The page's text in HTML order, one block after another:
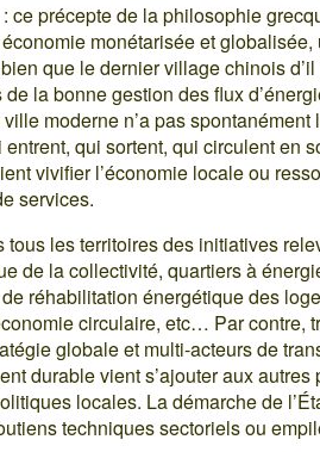
ce précepte de la philosophie
monétarisée et
que le dernier village chinois
la bonne gestion des flux
moderne n’a pas
qui sortent, qui circulent en
vivifier l’économie locale ou
services.
tous les territoires des initiatives
de la collectivité, quartiers à
réhabilitation énergétique des
circulaire, etc… Par contre,
globale et multi-acteurs de
durable vient s’ajouter aux
locales. La démarche de
techniques sectoriels ou